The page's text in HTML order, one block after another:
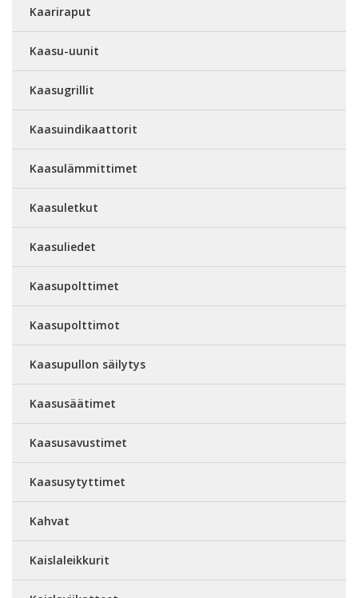
Kaariraput
Kaasu-uunit
Kaasugrillit
Kaasuindikaattorit
Kaasulämmittimet
Kaasuletkut
Kaasuliedet
Kaasupolttimet
Kaasupolttimot
Kaasupullon säilytys
Kaasusäätimet
Kaasusavustimet
Kaasusytyttimet
Kahvat
Kaislaleikkurit